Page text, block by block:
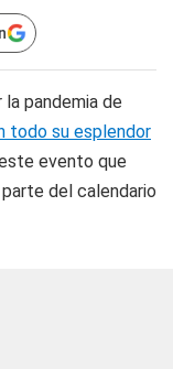
pandemia de
todo su esplendor
evento que
del calendario